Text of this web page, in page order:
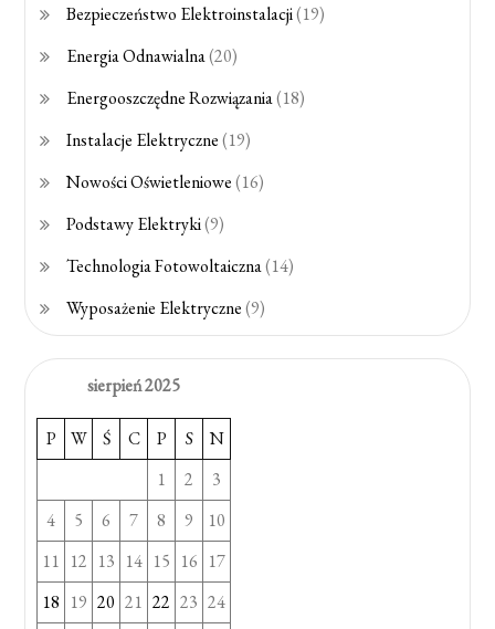
Bezpieczeństwo Elektroinstalacji(19)
Energia Odnawialna(20)
Energooszczędne Rozwiązania(18)
Instalacje Elektryczne(19)
Nowości Oświetleniowe(16)
Podstawy Elektryki(9)
Technologia Fotowoltaiczna(14)
Wyposażenie Elektryczne(9)
sierpień 2025
P W Ś C P S
N
1
2
3
4
5 6 7 8 9
10
11 12 13 14 15 16 17
18 19 20 21 22 23 24